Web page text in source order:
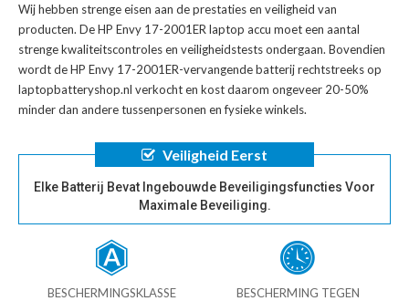
Wij hebben strenge eisen aan de prestaties en veiligheid van
producten. DeHP Envy 17-2001ER laptop accu moet een aantal
strenge kwaliteitscontroles en veiligheidstests ondergaan. Bovendien
wordt deHP Envy 17-2001ER-vervangende batterijrechtstreeks op
laptopbatteryshop.nl verkocht en kost daarom ongeveer 20-50%
minder dan andere tussenpersonen en fysieke winkels.
Veiligheid Eerst
Elke Batterij Bevat Ingebouwde Beveiligingsfuncties Voor
Maximale Beveiliging.
BESCHERMINGSKLASSE
BESCHERMING TEGEN